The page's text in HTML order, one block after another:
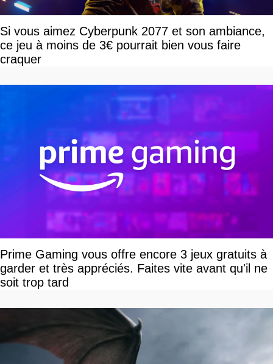
Si vous aimez Cyberpunk 2077 et son ambiance,
ce jeu à moins de 3€ pourrait bien vous faire
craquer
Prime Gaming vous offre encore 3 jeux gratuits à
garder et très appréciés. Faites vite avant qu'il ne
soit trop tard